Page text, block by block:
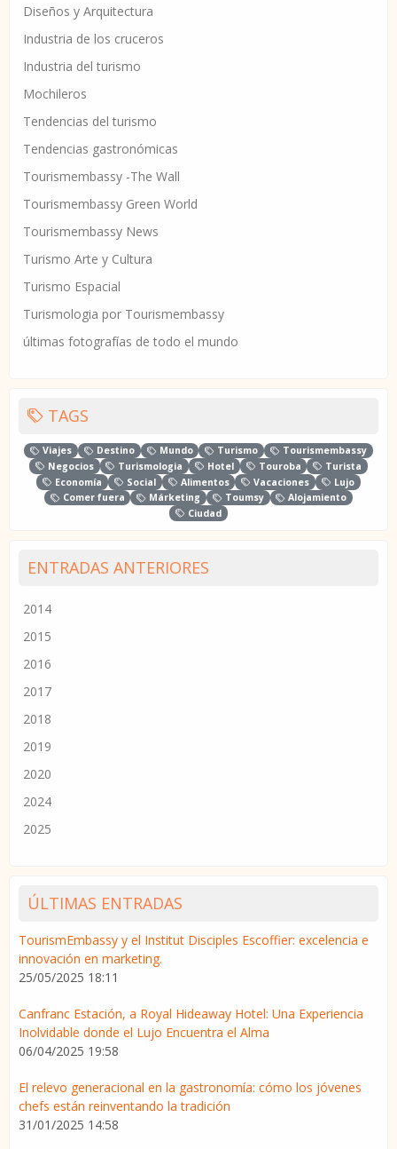
Diseños y Arquitectura
Industria de los cruceros
Industria del turismo
Mochileros
Tendencias del turismo
Tendencias gastronómicas
Tourismembassy -The Wall
Tourismembassy Green World
Tourismembassy News
Turismo Arte y Cultura
Turismo Espacial
Turismologia por Tourismembassy
últimas fotografías de todo el mundo
TAGS
Viajes Destino Mundo Turismo
Tourismembassy
Negocios
Turismologia Hotel Touroba
Turista
Economía
Social Alimentos Vacaciones
Lujo
Comer fuera
Márketing Toumsy
Alojamiento
Ciudad
ENTRADAS ANTERIORES
2014
2015
2016
2017
2018
2019
2020
2024
2025
ÚLTIMAS ENTRADAS
TourismEmbassy y el Institut Disciples Escoffier: excelencia e
innovación en marketing.
25/05/2025 18:11
Canfranc Estación, a Royal Hideaway Hotel: Una Experiencia
Inolvidable donde el Lujo Encuentra el Alma
06/04/2025 19:58
El relevo generacional en la gastronomía: cómo los jóvenes
chefs están reinventando la tradición
31/01/2025 14:58